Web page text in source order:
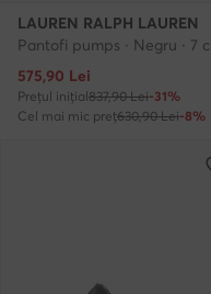
LAUREN RALPH LAUREN
Pantofi pumps · Negru · 7
Prețul actual
575,90 Lei
Prețul inițial837,90 Lei-31%
Cel mai mic preț630,90 Lei-8%